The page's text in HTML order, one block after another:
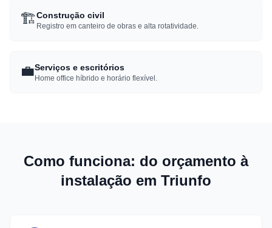
🏗️Construção civil
Registro em canteiro de obras e alta rotatividade.
💼Serviços e escritórios
Home office híbrido e horário flexível.
Como funciona: do orçamento à
instalação em Triunfo